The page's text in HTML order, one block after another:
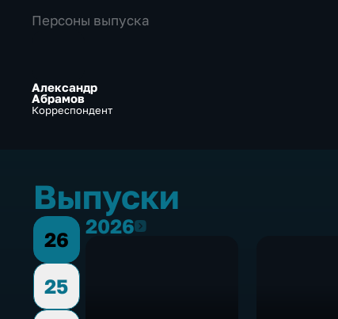
Персоны выпуска
Александр
Абрамов
Корреспондент
Выпуски
26
25
20262026